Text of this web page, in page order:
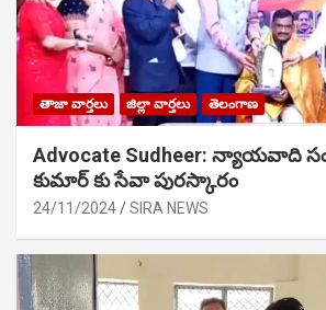
తాజా వార్తలు జిల్లా వార్తలు తెలంగాణ
Advocate Sudheer: న్యాయవాది
కుమార్ కు సేవా పురస్కారం
24/11/2024 SIRA NEWS